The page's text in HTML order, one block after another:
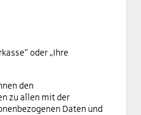
oder „Ihre
den
zu allen mit der
Daten und